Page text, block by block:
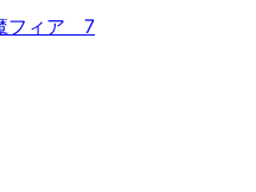
フィア 7